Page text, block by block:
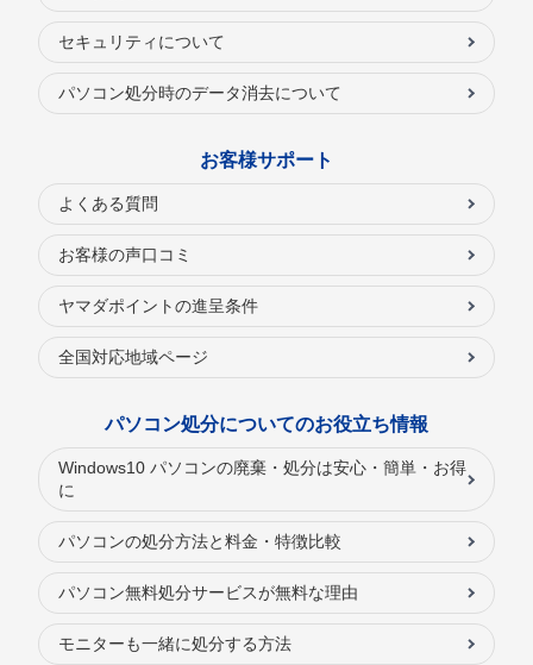
セキュリティについて
パソコン処分時のデータ消去について
お客様サポート
よくある質問
お客様の声口コミ
ヤマダポイントの進呈条件
全国対応地域ページ
パソコン処分についてのお役立ち情報
Windows10 パソコンの廃棄・処分は安心・簡単・お得
に
パソコンの処分方法と料金・特徴比較
パソコン無料処分サービスが無料な理由
モニターも一緒に処分する方法